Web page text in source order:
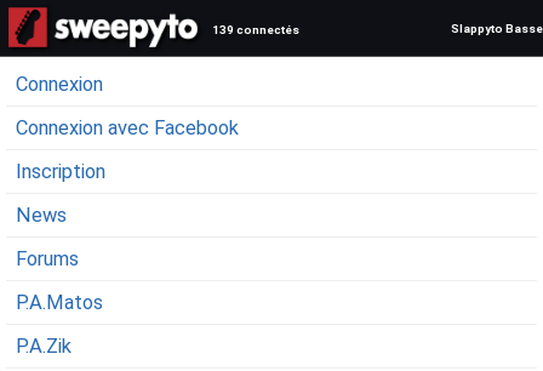
139 connectés Slappyto Basse
Connexion
Connexion avec Facebook
Inscription
News
Forums
P.A.Matos
P.A.Zik